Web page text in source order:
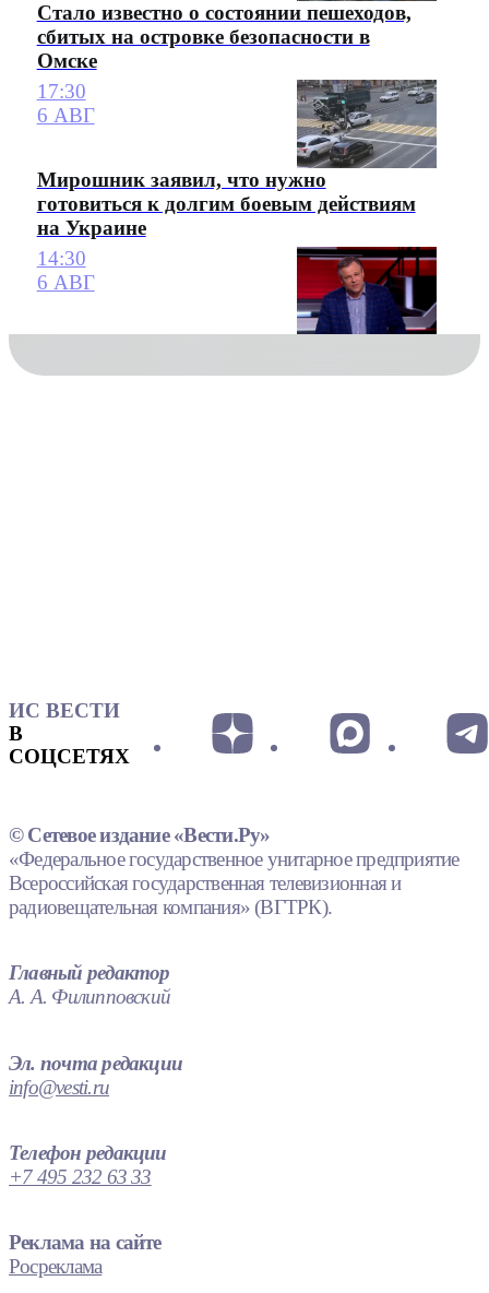
Стало известно о состоянии пешеходов,
сбитых на островке безопасности в
Омске
17:30
6 АВГ
Мирошник заявил, что нужно
готовиться к долгим боевым действиям
на Украине
14:30
6 АВГ
ИС ВЕСТИ
В
СОЦСЕТЯХ
© Сетевое издание «Вести.Ру»
«Федеральное государственное унитарное предприятие
Всероссийская государственная телевизионная и
радиовещательная компания» (ВГТРК).
Главный редактор
А. А. Филипповский
Эл. почта редакции
info@vesti.ru
Телефон редакции
+7 495 232 63 33
Реклама на сайте
Росреклама